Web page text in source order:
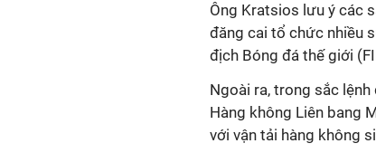
Ông Kratsios lưu ý các
đăng cai tổ chức nhiều
địch Bóng đá thế giới
Ngoài ra, trong sắc
Hàng không Liên bang
với vận tải hàng không